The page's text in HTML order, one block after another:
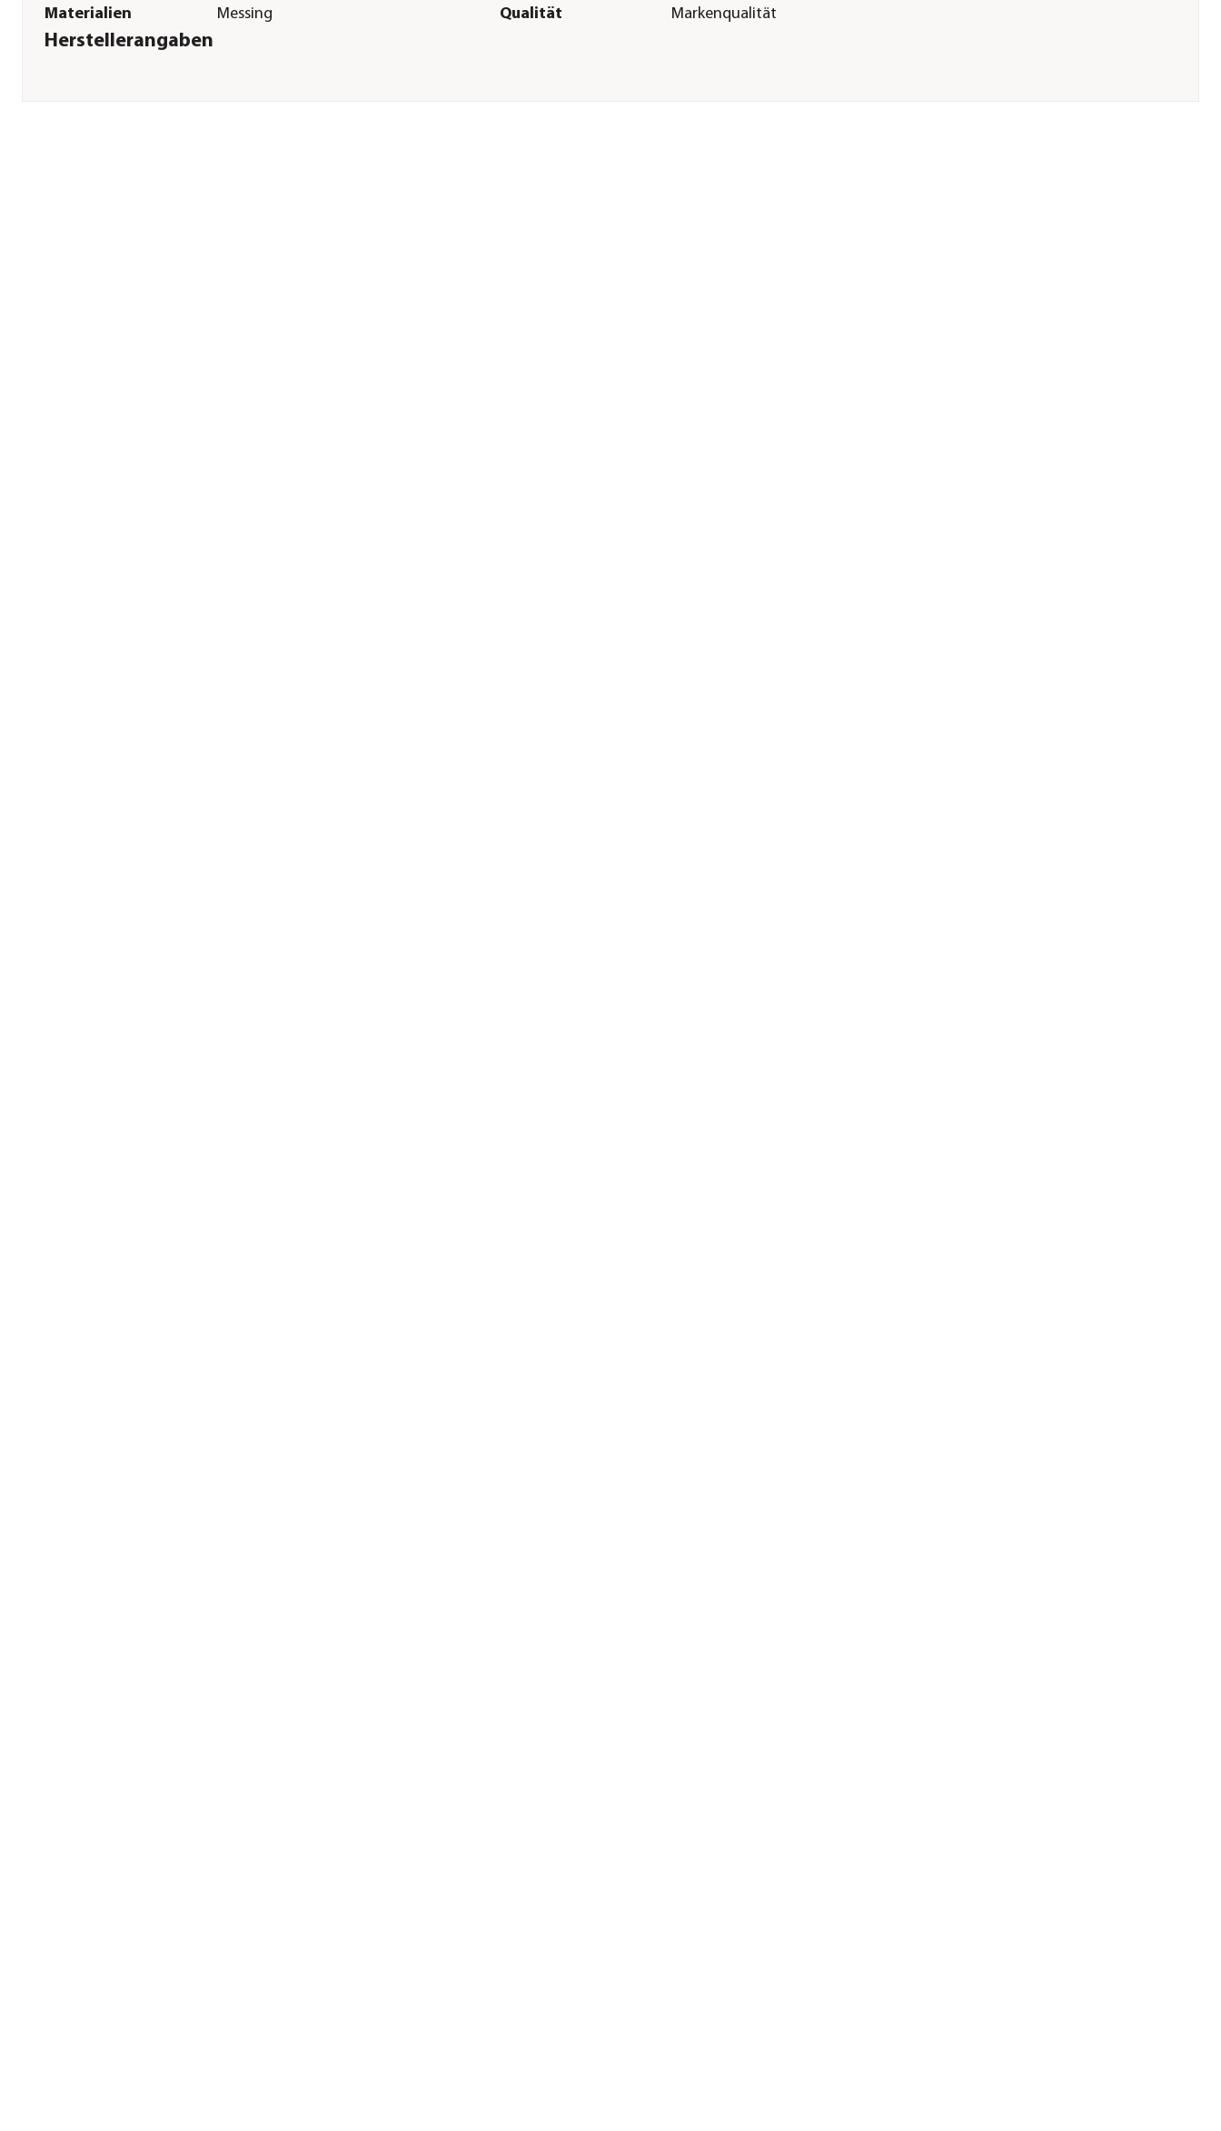
Materialien
Messing
Qualität
Markenqualität
Herstellerangaben